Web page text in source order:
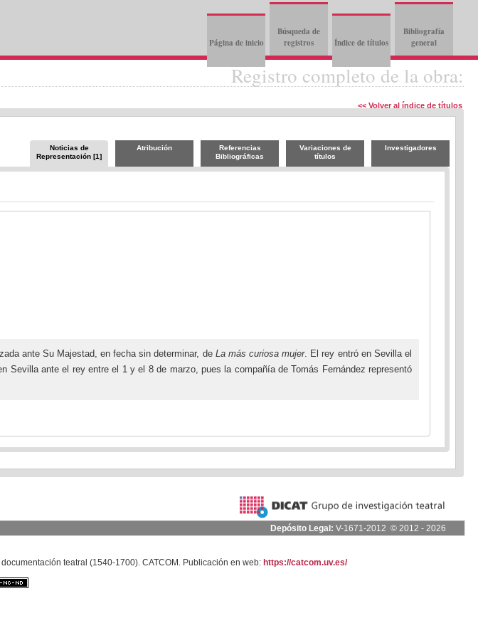
Página de inicio
Búsqueda de
registros
Índice de títulos
Bibliografía
general
Registro completo de la obra:
<< Volver al índice de títulos
Investigadores
Variaciones de
títulos
Referencias
Bibliográficas
Atribución
Noticias de
Representación [1]
ante Su Majestad, en fecha sin determinar, de La más curiosa mujer. El rey entró en Sevilla el
ante el rey entre el 1 y el 8 de marzo, pues la compañía de Tomás Fernández representó
Depósito Legal: V-1671-2012 © 2012 - 2026
teatral (1540-1700). CATCOM. Publicación en web: https://catcom.uv.es/